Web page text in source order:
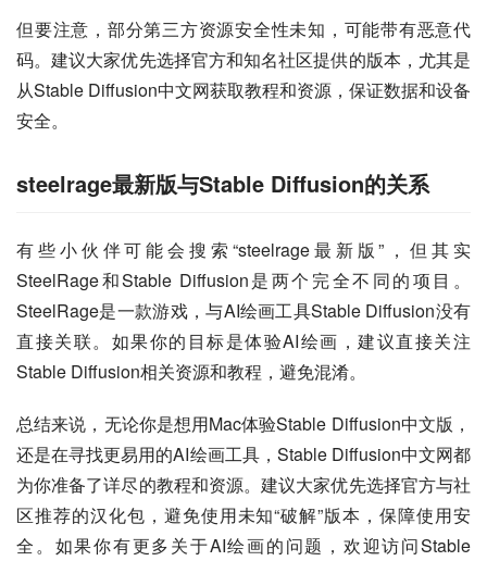
但要注意，部分第三方资源安全性未知，可能带有恶意代
码。建议大家优先选择官方和知名社区提供的版本，尤其是
从Stable Diffusion中文网获取教程和资源，保证数据和设备
安全。
steelrage最新版与Stable Diffusion的关系
有些小伙伴可能会搜索“steelrage最新版”，但其实
SteelRage和Stable Diffusion是两个完全不同的项目。
SteelRage是一款游戏，与AI绘画工具Stable Diffusion没有
直接关联。如果你的目标是体验AI绘画，建议直接关注
Stable Diffusion相关资源和教程，避免混淆。
总结来说，无论你是想用Mac体验Stable Diffusion中文版，
还是在寻找更易用的AI绘画工具，Stable Diffusion中文网都
为你准备了详尽的教程和资源。建议大家优先选择官方与社
区推荐的汉化包，避免使用未知“破解”版本，保障使用安
全。如果你有更多关于AI绘画的问题，欢迎访问Stable